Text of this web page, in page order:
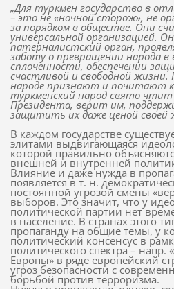
„Для туркмен государство в
– это не «ночной сторож», не
за порядком в обществе. Они
универсальной организацией.
патерналистский орган,
заботу о превращении народа в
сплоченности, обеспечении
счастливой и свободной жизни.
народе признают и почитают
туркменский народ свято чтит
Президента, верит им,
защитить их даже ценой своей
В каждом государстве
элитами выдвигающаяся
которой правильно
внешней и внутренней
Влияние и даже нужда в
появляется в т. н.
постоянной угрозой смены
выборов. Это значит, что у
политической партии нет
в население. В странах этого
пропаганду на общие темы, у
политический консенcус в
политического спектра –
Европы» в ряде европейский
угроз безопасности с
борьбой против терроризма.